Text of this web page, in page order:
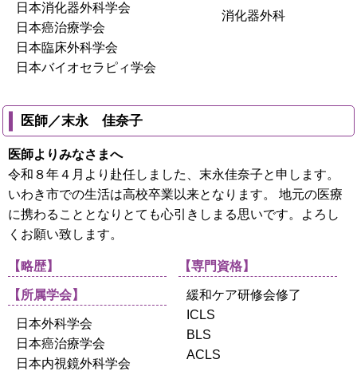
日本消化器外科学会
日本癌治療学会
日本臨床外科学会
日本バイオセラピィ学会
消化器外科
医師／末永 佳奈子
医師よりみなさまへ
令和８年４月より赴任しました、末永佳奈子と申します。
いわき市での生活は高校卒業以来となります。 地元の医療
に携わることとなりとても心引きしまる思いです。よろし
くお願い致します。
【略歴】
【所属学会】
日本外科学会
日本癌治療学会
日本内視鏡外科学会
【専門資格】
緩和ケア研修会修了
ICLS
BLS
ACLS